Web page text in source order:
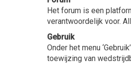
Het forum is een
verantwoordelijk voor.
Gebruik
Onder het menu
toewijzing van